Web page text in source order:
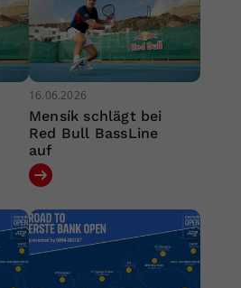
16.06.2026
Mensík schlägt bei
Red Bull BassLine
auf